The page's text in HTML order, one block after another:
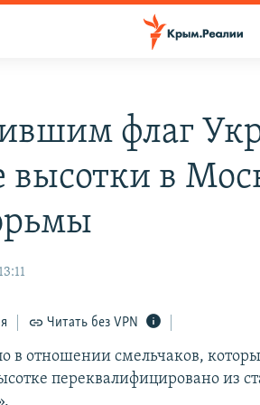
флаг
в
Читать без VPN
в отношении смельчаков,
переквалифицировано из